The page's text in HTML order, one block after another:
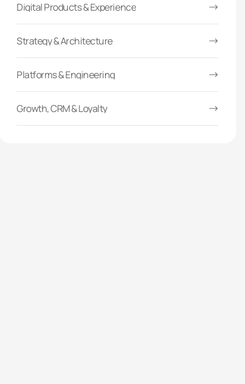
Digital Products & Experience
Strategy & Architecture
Platforms & Engineering
Growth, CRM & Loyalty